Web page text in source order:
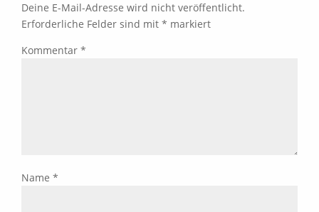
Deine E-Mail-Adresse wird nicht veröffentlicht.
Erforderliche Felder sind mit * markiert
Kommentar *
Name *